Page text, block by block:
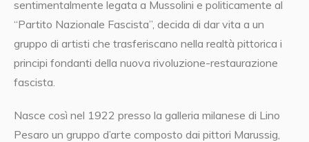
sentimentalmente legata a Mussolini e politicamente al
“Partito Nazionale Fascista”, decida di dar vita a un
gruppo di artisti che trasferiscano nella realtà pittorica i
principi fondanti della nuova rivoluzione-restaurazione
fascista.
Nasce così nel 1922 presso la galleria milanese di Lino
Pesaro un gruppo d’arte composto dai pittori Marussig,